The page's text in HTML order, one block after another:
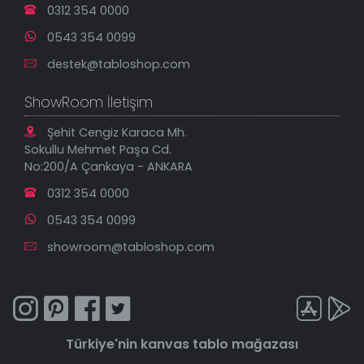
0312 354 0000
0543 354 0099
destek@tabloshop.com
ShowRoom İletişim
Şehit Cengiz Karaca Mh.
Sokullu Mehmet Paşa Cd.
No:200/A Çankaya - ANKARA
0312 354 0000
0543 354 0099
showroom@tabloshop.com
Türkiye'nin kanvas tablo mağazası